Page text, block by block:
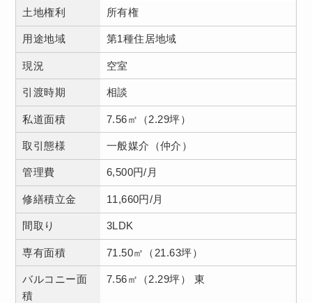
土地権利 所有権
用途地域 第1種住居地域
現況 空室
引渡時期 相談
私道面積 7.56㎡（2.29坪）
取引態様 一般媒介（仲介）
管理費 6,500円/月
修繕積立金 11,660円/月
間取り 3LDK
専有面積 71.50㎡（21.63坪）
バルコニー面
積
7.56㎡（2.29坪） 東